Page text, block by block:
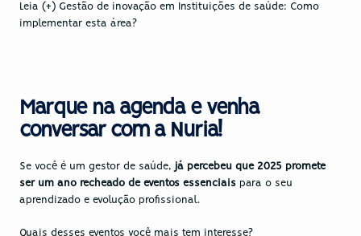
Leia (+) Gestão de inovação em Instituições de saúde: Como
implementar esta área?
Marque na agenda e venha
conversar com a Nuria!
Se você é um gestor de saúde, já percebeu que 2025 promete
ser um ano recheado de eventos essenciais para o seu
aprendizado e evolução profissional.
Quais desses eventos você mais tem interesse?